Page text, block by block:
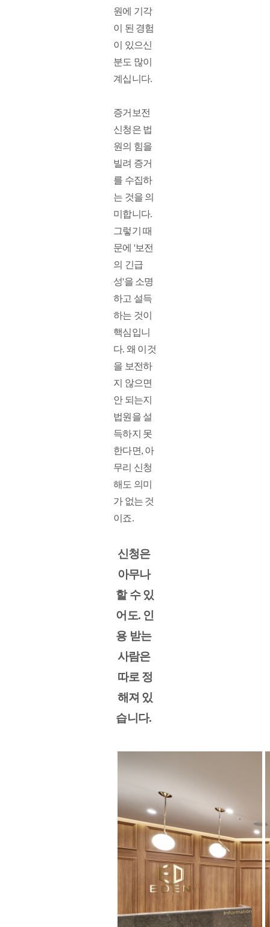
원에 기각
이 된 경험
이 있으신
분도 많이
계십니다.
증거보전
신청은 법
원의 힘을
빌려 증거
를 수집하
는 것을 의
미합니다.
그렇기 때
문에 '보전
의 긴급
성'을 소명
하고 설득
하는 것이
핵심입니
다. 왜 이것
을 보전하
지 않으면
안 되는지
법원을 설
득하지 못
한다면, 아
무리 신청
해도 의미
가 없는 것
이죠.
신청은
아무나
할 수 있
어도. 인
용 받는
사람은
따로 정
해져 있
습니다.